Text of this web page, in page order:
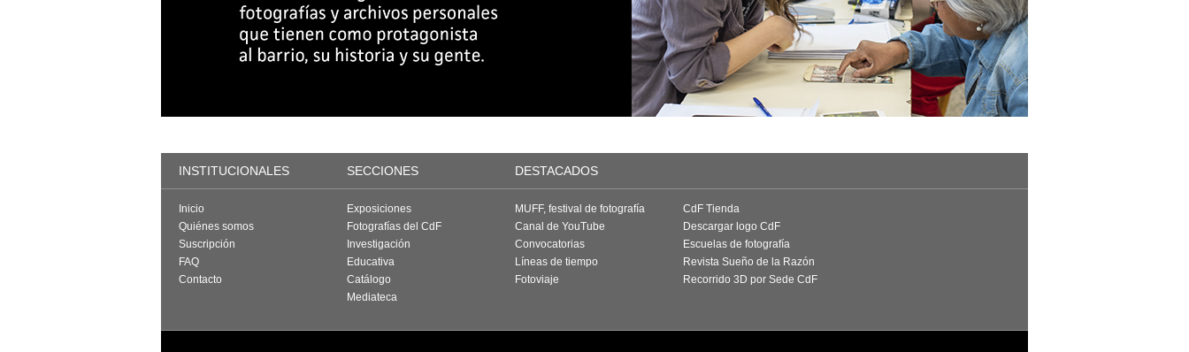
INSTITUCIONALES SECCIONES DESTACADOS
Inicio
Quiénes somos
Suscripción
FAQ
Contacto
Exposiciones
Fotografías del CdF
Investigación
Educativa
Catálogo
Mediateca
MUFF, festival de fotografía
Canal de YouTube
Convocatorias
Líneas de tiempo
Fotoviaje
CdF Tienda
Descargar logo CdF
Escuelas de fotografía
Revista Sueño de la Razón
Recorrido 3D por Sede CdF